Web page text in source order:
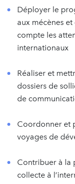
Déployer le
aux mécènes
compte les
internationaux
Réaliser et
dossiers de
de
Coordonner et
voyages de
Contribuer à la
collecte à